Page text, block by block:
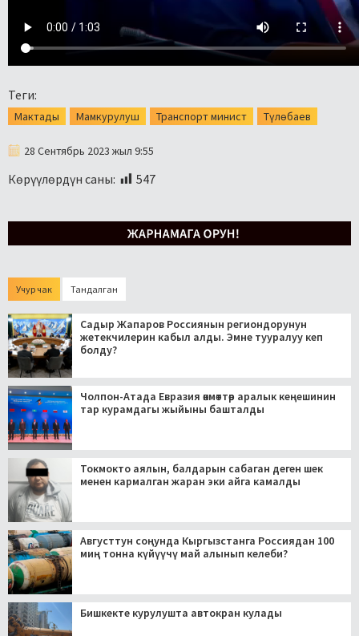
Теги:
Мактады Мамкурулуш Транспорт минист Түлөбаев
28 Сентябрь 2023 жыл 9:55
Көрүүлөрдүн саны: 547
Учур чак Тандалган
Садыр Жапаров Россиянын региондорунун
жетекчилерин кабыл алды. Эмне тууралуу кеп
болду?
Чолпон-Атада Евразия өкмөттөр аралык кеңешинин
тар курамдагы жыйыны башталды
Токмокто аялын, балдарын сабаган деген шек
менен кармалган жаран эки айга камалды
Августтун соңунда Кыргызстанга Россиядан 100
миң тонна күйүүчү май алынып келеби?
Бишкекте курулушта автокран кулады